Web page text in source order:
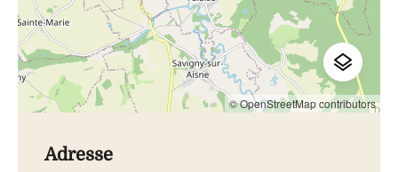
© OpenStreetMap contributors
Adresse